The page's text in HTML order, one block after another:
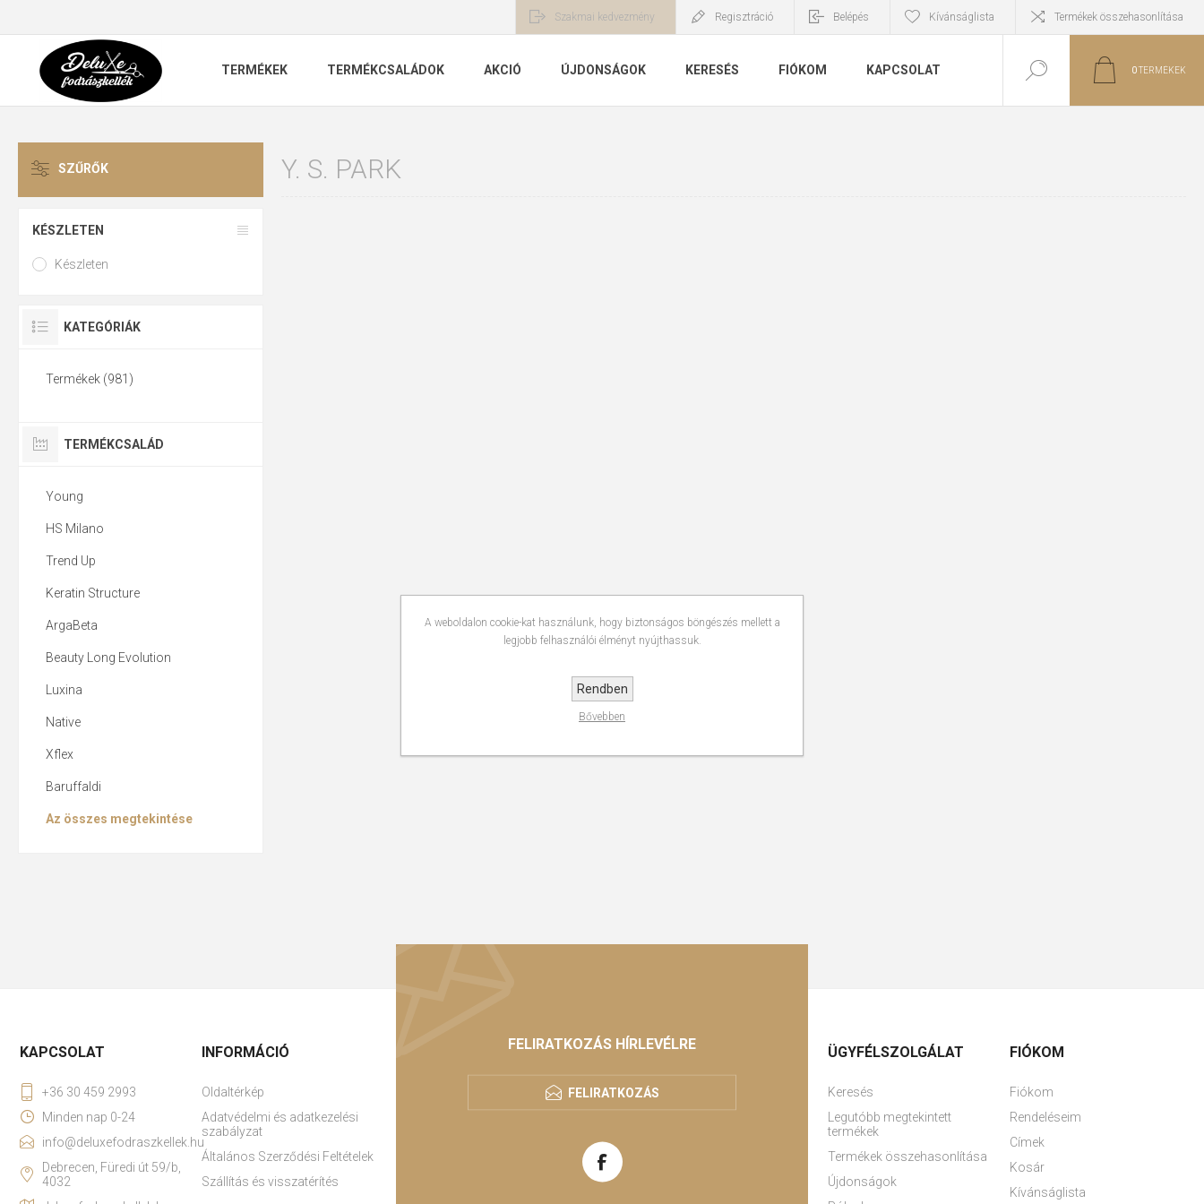
Szakmai kedvezmény Regisztráció Belépés Kívánságlista Termékek összehasonlítása
TERMÉKEK TERMÉKCSALÁDOK AKCIÓ ÚJDONSÁGOK KERESÉS FIÓKOM KAPCSOLAT 0TERMÉKEK
Y. S. PARK
SZŰRŐK
KÉSZLETEN
Készleten
KATEGÓRIÁK
Termékek (981)
TERMÉKCSALÁD
Young
HS Milano
Trend Up
Keratin Structure
ArgaBeta
Beauty Long Evolution
Luxina
Native
Xflex
Baruffaldi
Az összes megtekintése
FELIRATKOZÁS HÍRLEVÉLRE
FELIRATKOZÁS
KAPCSOLAT
+36 30 459 2993
Minden nap 0-24
info@deluxefodraszkellek.hu
Debrecen, Füredi út 59/b,
4032
INFORMÁCIÓ
Oldaltérkép
Adatvédelmi és adatkezelési
szabályzat
Általános Szerződési Feltételek
Szállítás és visszatérítés
ÜGYFÉLSZOLGÁLAT
Keresés
Legutóbb megtekintett
termékek
Termékek összehasonlítása
Újdonságok
FIÓKOM
Fiókom
Rendeléseim
Címek
Kosár
Kívánságlista
A weboldalon cookie-kat használunk, hogy biztonságos böngészés mellett a
legjobb felhasználói élményt nyújthassuk.
Rendben
Bővebben